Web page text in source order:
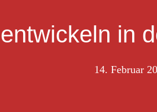
in
14. Februar